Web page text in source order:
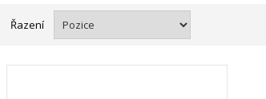
Řazení